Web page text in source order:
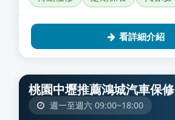
看詳細介紹
桃園中壢推薦鴻城汽車保修
週一至週六 09:00~18:00